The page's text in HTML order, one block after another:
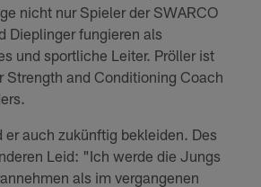
nicht nur Spieler der SWARCO
Dieplinger fungieren als
und sportliche Leiter. Pröller ist
Strength and Conditioning Coach
er auch zukünftig bekleiden. Des
Leid: "Ich werde die Jungs
als im vergangenen